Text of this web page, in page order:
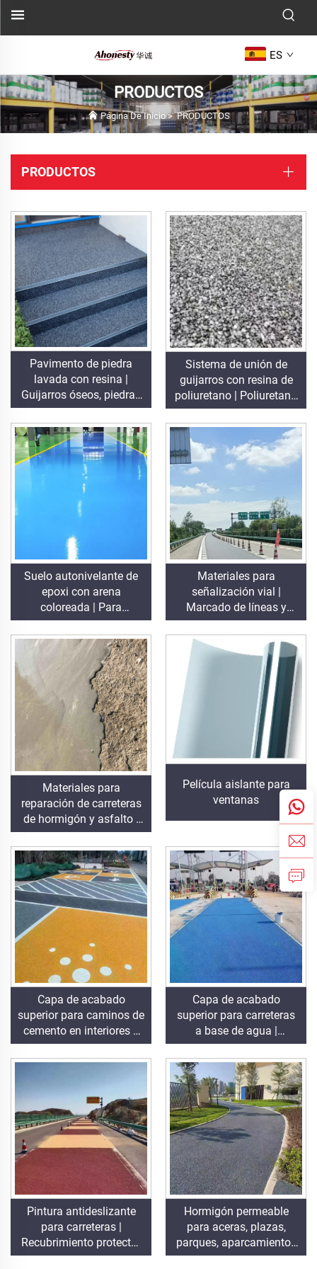
ES
PRODUCTOS
Página De Inicio>PRODUCTOS
PRODUCTOS
Pavimento de piedra
lavada con resina |
Guijarros óseos, piedras
cristalinas, alfombra de
piedra para uso
comercial y residencial
Sistema de unión de
guijarros con resina de
poliuretano | Poliuretano
hidroxipropílico para
paisajismo y decoración
Suelo autonivelante de
epoxi con arena
coloreada | Para
proyectos comerciales,
industriales y
residenciales de alta
gama
Materiales para
señalización vial |
Marcado de líneas y
señales de tráfico en
pavimentos de asfalto y
hormigón
Materiales para
reparación de carreteras
de hormigón y asfalto |
Restauración de defectos
en pavimentos y
renovación superficial
Película aislante para
ventanas
Capa de acabado
superior para caminos de
cemento en interiores y
exteriores (usado junto
con el imprimador
asfálticas,
impermeabilización
asfáltica, renovación de
poliuretano siliconado,
PMA, EPDM, sustratos
epoxi a base de agua o
aceite, mármol, baldosas
de pavimentación,
hormigón drenante,
aplicaciones vehiculares,
etc.
Capa de acabado
superior para carreteras
a base de agua |
Recubrimiento coloreado
adaptable a múltiples
sustratos para
pavimentos interiores y
exteriores
Pintura antideslizante
para carreteras |
Recubrimiento protector
adaptable a múltiples
Hormigón permeable
para aceras, plazas,
parques, aparcamientos
y otras zonas; es un